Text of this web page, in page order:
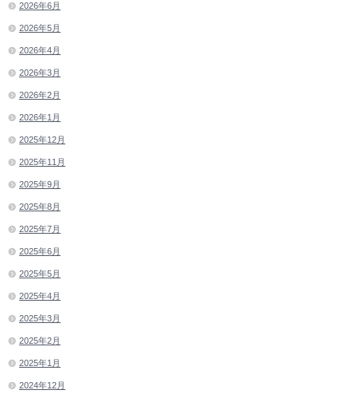
2026年6月
2026年5月
2026年4月
2026年3月
2026年2月
2026年1月
2025年12月
2025年11月
2025年9月
2025年8月
2025年7月
2025年6月
2025年5月
2025年4月
2025年3月
2025年2月
2025年1月
2024年12月